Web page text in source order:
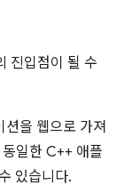
진입점이 될 수
을 웹으로 가져
일한 C++ 애플
있습니다.